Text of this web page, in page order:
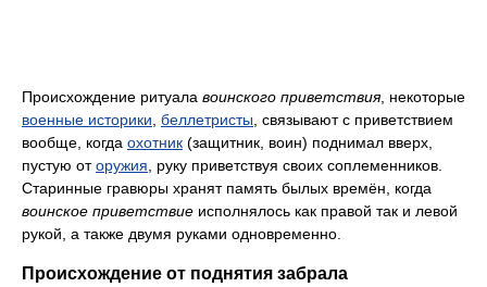
Происхождение ритуала воинского приветствия, некоторые
военные историки беллетристы , связывают с приветствием
вообще, когда охотник (защитник, воин) поднимал вверх,
пустую оторужия , руку приветствуя своих соплеменников.
Старинные гравюры хранят память былых времён, когда
воинское приветствие исполнялось как правой так и левой
рукой, а также двумя руками одновременно.
Происхождение от поднятия забрала